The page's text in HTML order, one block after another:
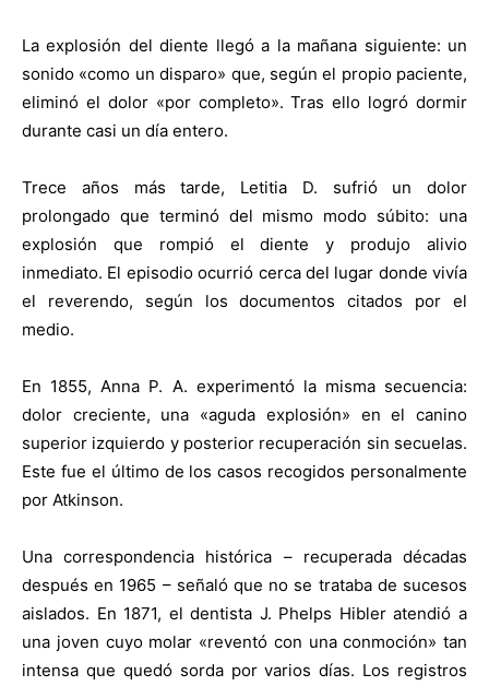
La explosión del diente llegó a la mañana siguiente: un
sonido «como un disparo» que, según el propio paciente,
eliminó el dolor «por completo». Tras ello logró dormir
durante casi un día entero.
Trece años más tarde, Letitia D. sufrió un dolor
prolongado que terminó del mismo modo súbito: una
explosión que rompió el diente y produjo alivio
inmediato. El episodio ocurrió cerca del lugar donde vivía
el reverendo, según los documentos citados por el
medio.
En 1855, Anna P. A. experimentó la misma secuencia:
dolor creciente, una «aguda explosión» en el canino
superior izquierdo y posterior recuperación sin secuelas.
Este fue el último de los casos recogidos personalmente
por Atkinson.
Una correspondencia histórica – recuperada décadas
después en 1965 – señaló que no se trataba de sucesos
aislados. En 1871, el dentista J. Phelps Hibler atendió a
una joven cuyo molar «reventó con una conmoción» tan
intensa que quedó sorda por varios días. Los registros